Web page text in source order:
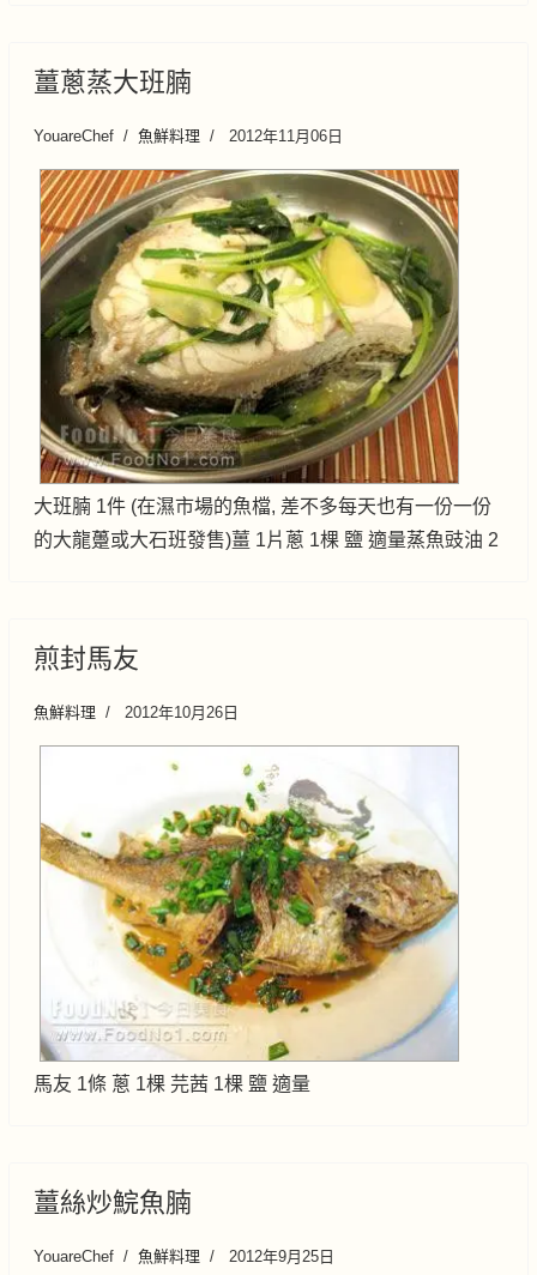
薑蔥蒸大班腩
YouareChef 魚鮮料理 2012年11月06日
大班腩 1件 (在濕市場的魚檔, 差不多每天也有一份一份
的大龍躉或大石班發售)薑 1片蔥 1棵 鹽 適量蒸魚豉油 2
煎封馬友
魚鮮料理 2012年10月26日
馬友 1條 蔥 1棵 芫茜 1棵 鹽 適量
薑絲炒鯇魚腩
YouareChef 魚鮮料理 2012年9月25日